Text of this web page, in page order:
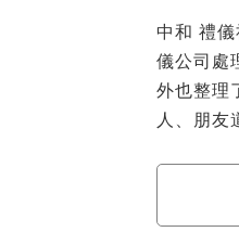
中和 禮
儀公司處
外也整理
人、朋友